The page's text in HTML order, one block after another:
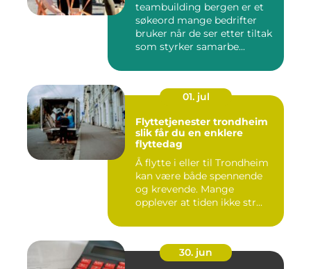
teambuilding bergen er et
søkeord mange bedrifter
bruker når de ser etter tiltak
som styrker samarbe...
01. jul
Flyttetjenester trondheim
slik får du en enklere
flyttedag
Å flytte i eller til Trondheim
kan være både spennende
og krevende. Mange
opplever at tiden ikke str...
30. jun